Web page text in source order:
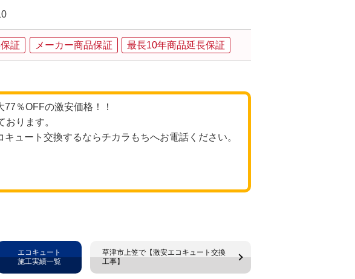
証 メーカー商品保証 最長10年商品延長保証
％OFFの激安価格！！
ります。
ュート交換するならチカラもちへお電話ください。
草津市上笠で【激安エコキュート交換
工事】
エコキュート
施工実績一覧